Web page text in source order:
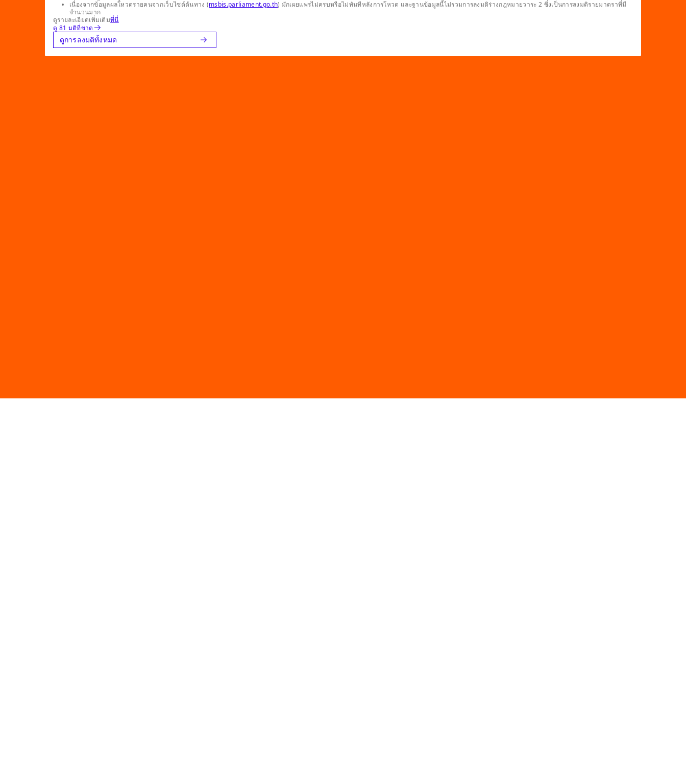
เนื่องจากข้อมูลผลโหวตรายคนจากเว็บไซต์ต้นทาง (msbis.parliament.go.th) มักเผยแพร่ไม่ครบหรือไม่ทันทีหลังการโหวต และฐานข้อมูลนี้ไม่รวมการลงมติร่างกฎหมายวาระ 2 ซึ่งเป็นการลงมติรายมาตราที่มี
จำนวนมาก
ดูรายละเอียดเพิ่มเติมที่นี่
ดู 81 มติที่ขาด
ดูการลงมติทั้งหมด